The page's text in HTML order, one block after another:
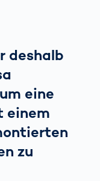
deshalb
eine
einem
zu